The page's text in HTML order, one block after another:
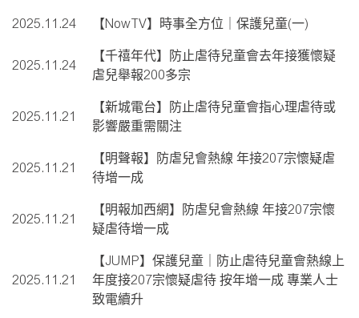
2025.11.24 【NowTV】時事全方位｜保護兒童(一)
2025.11.24
【千禧年代】防止虐待兒童會去年接獲懷疑
虐兒舉報200多宗
2025.11.21
【新城電台】防止虐待兒童會指心理虐待或
影響嚴重需關注
2025.11.21
【明聲報】防虐兒會熱線 年接207宗懷疑虐
待增一成
2025.11.21
【明報加西網】防虐兒會熱線 年接207宗懷
疑虐待增一成
2025.11.21
【JUMP】保護兒童｜防止虐待兒童會熱線上
年度接207宗懷疑虐待 按年增一成 專業人士
致電續升